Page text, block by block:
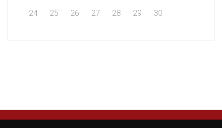
24 25 26 27 28 29 30